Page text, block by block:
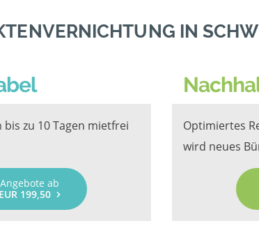
IN
zu 10 Tagen mietfrei
Angebote ab
EUR 199,50
Optimiertes
wird neues